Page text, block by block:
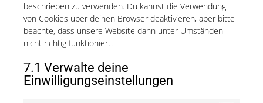
beschrieben zu verwenden. Du kannst die Verwendung
von Cookies über deinen Browser deaktivieren, aber bitte
beachte, dass unsere Website dann unter Umständen
nicht richtig funktioniert.
7.1 Verwalte deine
Einwilligungseinstellungen